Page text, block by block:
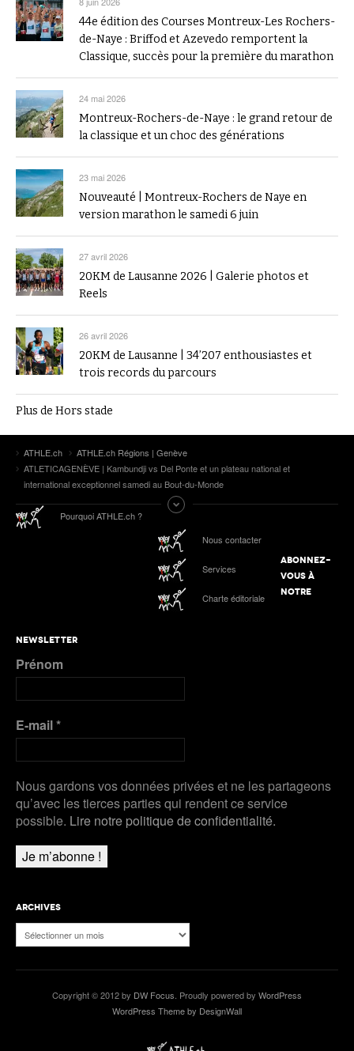
44e édition des Courses Montreux-Les Rochers-
de-Naye : Briffod et Azevedo remportent la
Classique, succès pour la première du marathon
24 mai 2026
Montreux-Rochers-de-Naye : le grand retour de
la classique et un choc des générations
23 mai 2026
Nouveauté | Montreux-Rochers de Naye en
version marathon le samedi 6 juin
27 avril 2026
20KM de Lausanne 2026 | Galerie photos et
Reels
26 avril 2026
20KM de Lausanne | 34’207 enthousiastes et
trois records du parcours
Plus de Hors stade
ATHLE.ch
ATHLE.ch Régions | Genève
ATLETICAGENÈVE | Kambundji vs Del Ponte et un plateau national et
international exceptionnel samedi au Bout-du-Monde
Pourquoi ATHLE.ch ?
Nous contacter
Services
Charte éditoriale
ABONNEZ-
VOUS À
NOTRE
NEWSLETTER
Prénom
E-mail*
Nous gardons vos données privées et ne les partageons
qu’avec les tierces parties qui rendent ce service
possible. Lire notre politique de confidentialité.
ARCHIVES
Archives
Copyright © 2012 by DW Focus . Proudly powered by WordPress
WordPress Theme by DesignWall